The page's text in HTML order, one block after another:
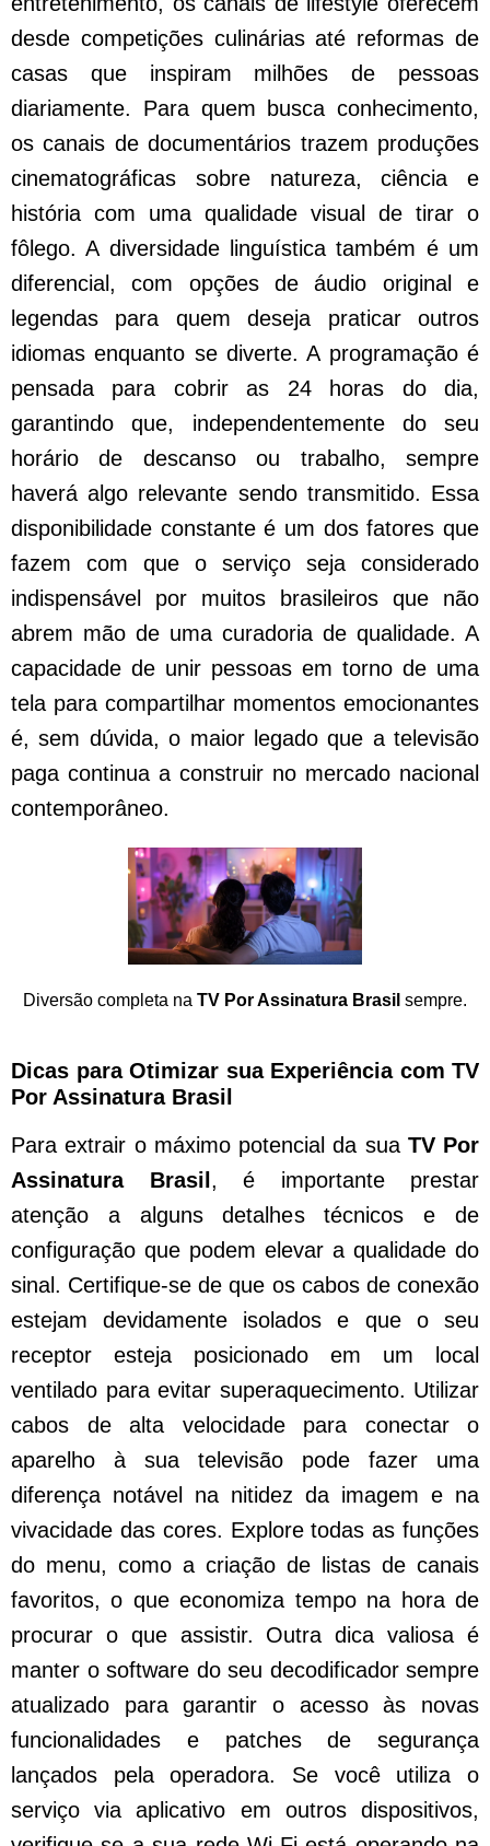
desde competições culinárias até reformas de
casas que inspiram milhões de pessoas
diariamente. Para quem busca conhecimento,
os canais de documentários trazem produções
cinematográficas sobre natureza, ciência e
história com uma qualidade visual de tirar o
fôlego. A diversidade linguística também é um
diferencial, com opções de áudio original e
legendas para quem deseja praticar outros
idiomas enquanto se diverte. A programação é
pensada para cobrir as 24 horas do dia,
garantindo que, independentemente do seu
horário de descanso ou trabalho, sempre
haverá algo relevante sendo transmitido. Essa
disponibilidade constante é um dos fatores que
fazem com que o serviço seja considerado
indispensável por muitos brasileiros que não
abrem mão de uma curadoria de qualidade. A
capacidade de unir pessoas em torno de uma
tela para compartilhar momentos emocionantes
é, sem dúvida, o maior legado que a televisão
paga continua a construir no mercado nacional
contemporâneo.
Diversão completa na TV Por Assinatura Brasil sempre.
Dicas para Otimizar sua Experiência com TV
Por Assinatura Brasil
Para extrair o máximo potencial da sua TV Por
Assinatura Brasil , é importante prestar
atenção a alguns detalhes técnicos e de
configuração que podem elevar a qualidade do
sinal. Certifique-se de que os cabos de conexão
estejam devidamente isolados e que o seu
receptor esteja posicionado em um local
ventilado para evitar superaquecimento. Utilizar
cabos de alta velocidade para conectar o
aparelho à sua televisão pode fazer uma
diferença notável na nitidez da imagem e na
vivacidade das cores. Explore todas as funções
do menu, como a criação de listas de canais
favoritos, o que economiza tempo na hora de
procurar o que assistir. Outra dica valiosa é
manter o software do seu decodificador sempre
atualizado para garantir o acesso às novas
funcionalidades e patches de segurança
lançados pela operadora. Se você utiliza o
serviço via aplicativo em outros dispositivos,